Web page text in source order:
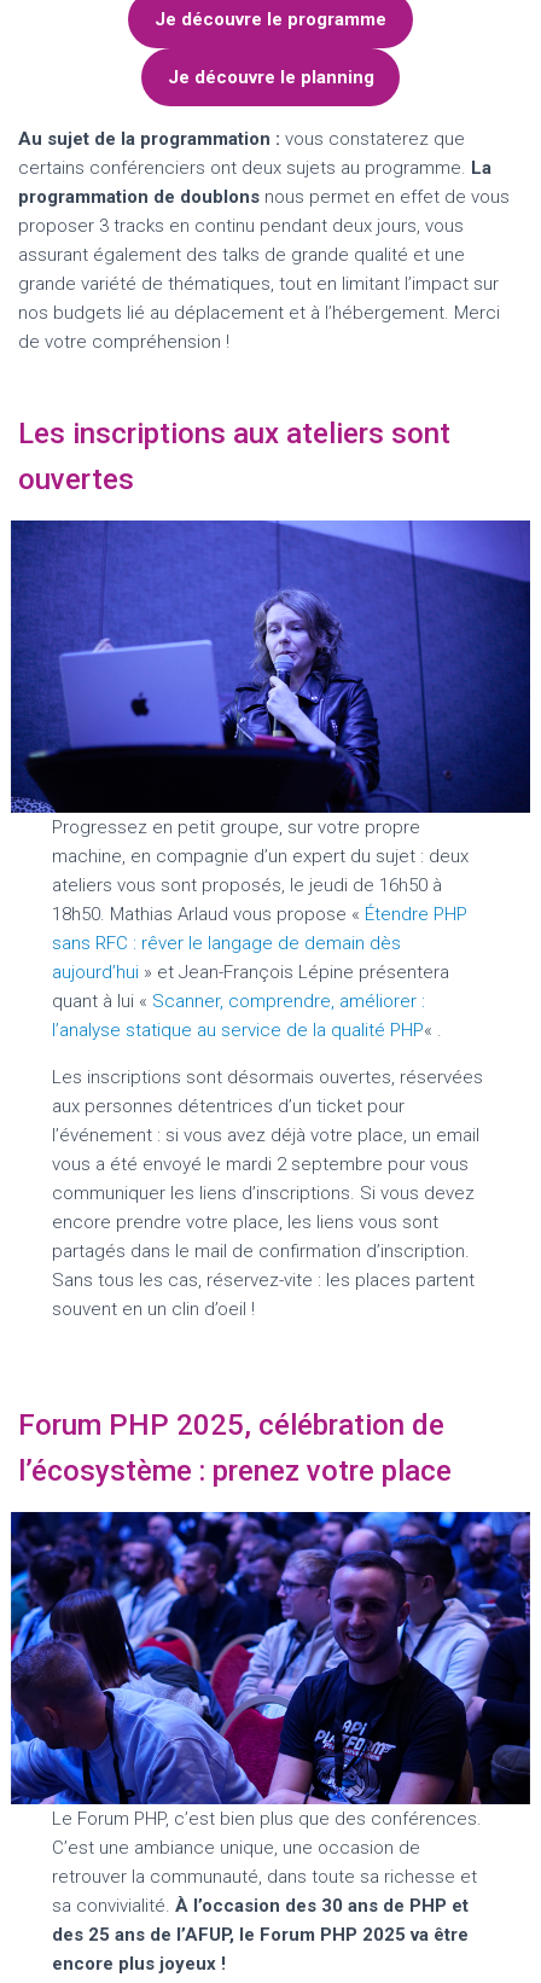
Je découvre le programme
Je découvre le planning
Au sujet de la programmation : vous constaterez que
certains conférenciers ont deux sujets au programme. La
programmation de doublons nous permet en effet de vous
proposer 3 tracks en continu pendant deux jours, vous
assurant également des talks de grande qualité et une
grande variété de thématiques, tout en limitant l’impact sur
nos budgets lié au déplacement et à l’hébergement. Merci
de votre compréhension !
Les inscriptions aux ateliers sont
ouvertes
Progressez en petit groupe, sur votre propre
machine, en compagnie d’un expert du sujet : deux
ateliers vous sont proposés, le jeudi de 16h50 à
18h50. Mathias Arlaud vous propose « Étendre PHP
sans RFC : rêver le langage de demain dès
aujourd’hui » et Jean-François Lépine présentera
quant à lui « Scanner, comprendre, améliorer :
l’analyse statique au service de la qualité PHP« .
Les inscriptions sont désormais ouvertes, réservées
aux personnes détentrices d’un ticket pour
l’événement : si vous avez déjà votre place, un email
vous a été envoyé le mardi 2 septembre pour vous
communiquer les liens d’inscriptions. Si vous devez
encore prendre votre place, les liens vous sont
partagés dans le mail de confirmation d’inscription.
Sans tous les cas, réservez-vite : les places partent
souvent en un clin d’oeil !
Forum PHP 2025, célébration de
l’écosystème : prenez votre place
Le Forum PHP, c’est bien plus que des conférences.
C’est une ambiance unique, une occasion de
retrouver la communauté, dans toute sa richesse et
sa convivialité. À l’occasion des 30 ans de PHP et
des 25 ans de l’AFUP, le Forum PHP 2025 va être
encore plus joyeux !